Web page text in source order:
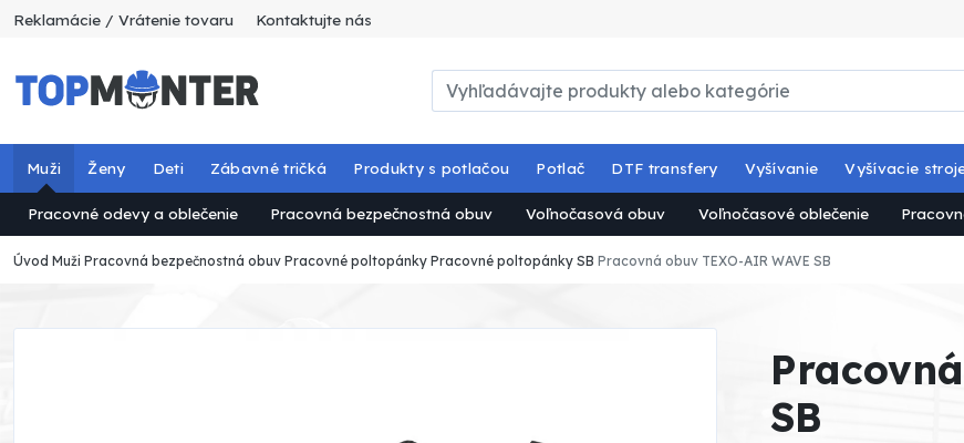
Reklamácie / Vrátenie tovaru Kontaktujte nás
Muži
Pracovné odevy a oblečenie Pracovná bezpečnostná obuv Voľnočasová obuv Voľnočasové oblečenie
Ženy Deti Zábavné tričká Produkty s potlačou Potlač DTF transfery Vyšívanie Vyšívacie
Úvod Muži Pracovná bezpečnostná obuv Pracovné poltopánky Pracovné poltopánky SB Pracovná obuv TEXO-AIR WAVE SB
SB